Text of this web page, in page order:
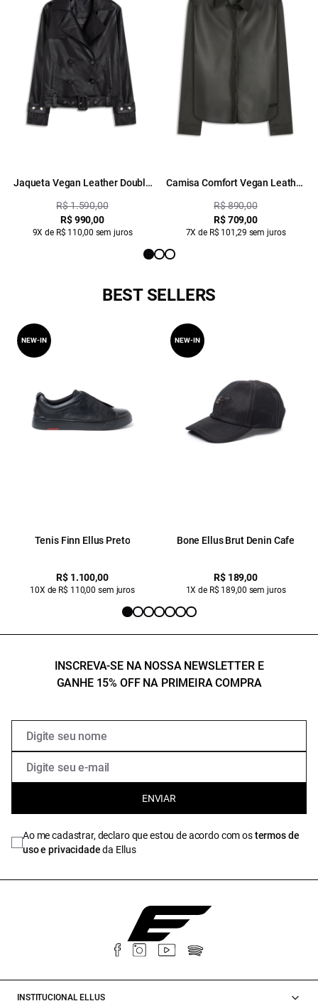
Jaqueta Vegan Leather Double
R$ 1.590,00
R$ 990,00
9X de R$ 110,00 sem juros
Camisa Comfort Vegan Leather
R$ 890,00
R$ 709,00
7X de R$ 101,29 sem juros
BEST SELLERS
Tenis Finn Ellus Preto
R$ 1.100,00
10X de R$ 110,00 sem juros
NEW-IN
Bone Ellus Brut Denin Cafe
R$ 189,00
1X de R$ 189,00 sem juros
NEW-IN
INSCREVA-SE NA NOSSA NEWSLETTER E
GANHE 15% OFF NA PRIMEIRA COMPRA
ENVIAR
Ao me cadastrar, declaro que estou de acordo com ostermos de
uso e privacidadeda Ellus
INSTITUCIONAL ELLUS